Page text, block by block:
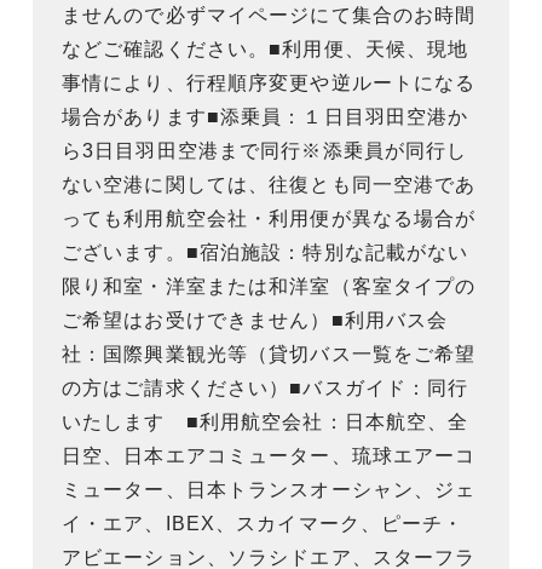
ませんので必ずマイページにて集合のお時間
などご確認ください。■利用便、天候、現地
事情により、行程順序変更や逆ルートになる
場合があります■添乗員：１日目羽田空港か
ら3日目羽田空港まで同行※添乗員が同行し
ない空港に関しては、往復とも同一空港であ
っても利用航空会社・利用便が異なる場合が
ございます。■宿泊施設：特別な記載がない
限り和室・洋室または和洋室（客室タイプの
ご希望はお受けできません）■利用バス会
社：国際興業観光等（貸切バス一覧をご希望
の方はご請求ください）■バスガイド：同行
いたします ■利用航空会社：日本航空、全
日空、日本エアコミューター、琉球エアーコ
ミューター、日本トランスオーシャン、ジェ
イ・エア、IBEX、スカイマーク、ピーチ・
アビエーション、ソラシドエア、スターフラ